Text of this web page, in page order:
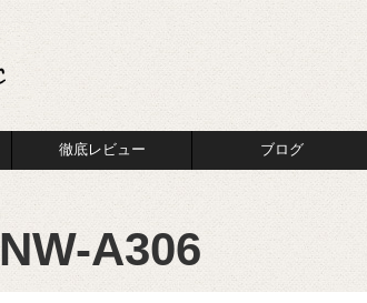
徹底レビュー ブログ
NW-A306